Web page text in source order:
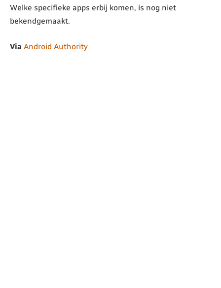
Welke specifieke apps erbij komen, is nog niet
bekendgemaakt.
Via Android Authority